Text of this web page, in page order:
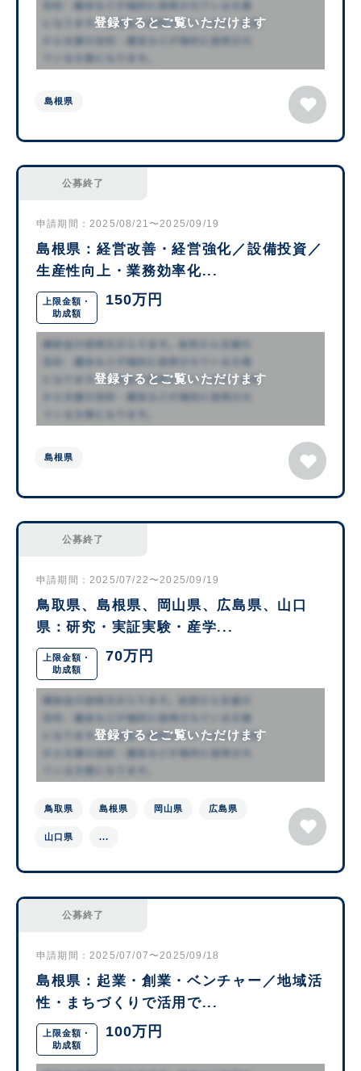
登録するとご覧いただけます
島根県
公募終了
申請期間：2025/08/21〜2025/09/19
島根県：経営改善・経営強化／設備投資／
生産性向上・業務効率化...
上限金額・
助成額
150万円
登録するとご覧いただけます
島根県
公募終了
申請期間：2025/07/22〜2025/09/19
鳥取県、島根県、岡山県、広島県、山口
県：研究・実証実験・産学...
上限金額・
助成額
70万円
登録するとご覧いただけます
鳥取県 島根県 岡山県 広島県
山口県 ...
公募終了
申請期間：2025/07/07〜2025/09/18
島根県：起業・創業・ベンチャー／地域活
性・まちづくりで活用で...
上限金額・
助成額
100万円